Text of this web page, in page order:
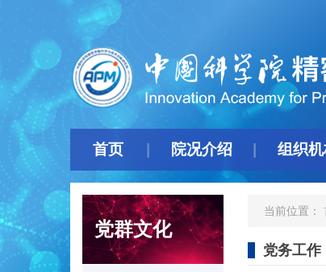
首页 院况介绍 组织
党群文化
当前位置：
党务工作